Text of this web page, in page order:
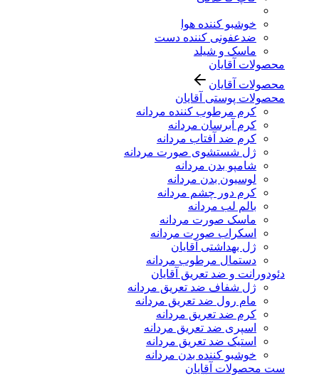
خوشبو کننده هوا
ضدعفونی کننده دست
ماسک و شیلد
محصولات آقایان
محصولات آقایان
محصولات پوستی آقایان
کرم مرطوب کننده مردانه
کرم آبرسان مردانه
کرم ضد آفتاب مردانه
ژل شستشوی صورت مردانه
شامپو بدن مردانه
لوسیون بدن مردانه
کرم دور چشم مردانه
بالم لب مردانه
ماسک صورت مردانه
اسکراب صورت مردانه
ژل بهداشتی آقایان
دستمال مرطوب مردانه
دئودورانت و ضد تعریق آقایان
ژل شفاف ضد تعریق مردانه
مام رول ضد تعریق مردانه
کرم ضد تعریق مردانه
اسپری ضد تعریق مردانه
استیک ضد تعریق مردانه
خوشبو کننده بدن مردانه
ست محصولات آقایان